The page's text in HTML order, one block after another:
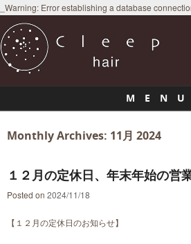
_Warning: Error establishing a database
M E N U
Monthly Archives: 11月 2024
１２月の定休日、年末年始の営
Posted on 2024/11/18
【１２月の定休日のお知らせ】